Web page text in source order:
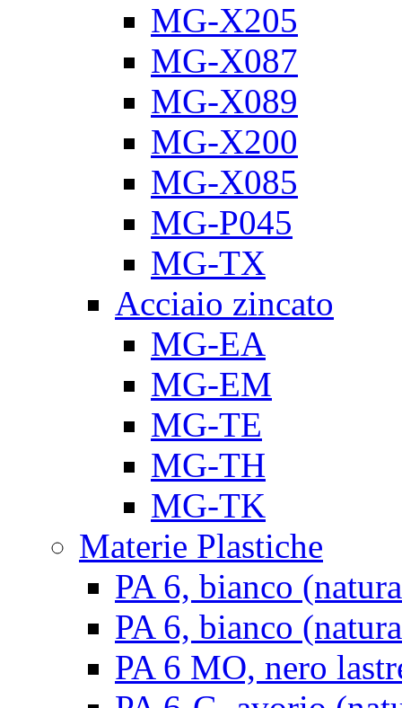
MG-X205
MG-X087
MG-X089
MG-X200
MG-X085
MG-P045
MG-TX
Acciaio zincato
MG-EA
MG-EM
MG-TE
MG-TH
MG-TK
Materie Plastiche
PA 6, bianco
PA 6, bianco
PA 6 MO, nero